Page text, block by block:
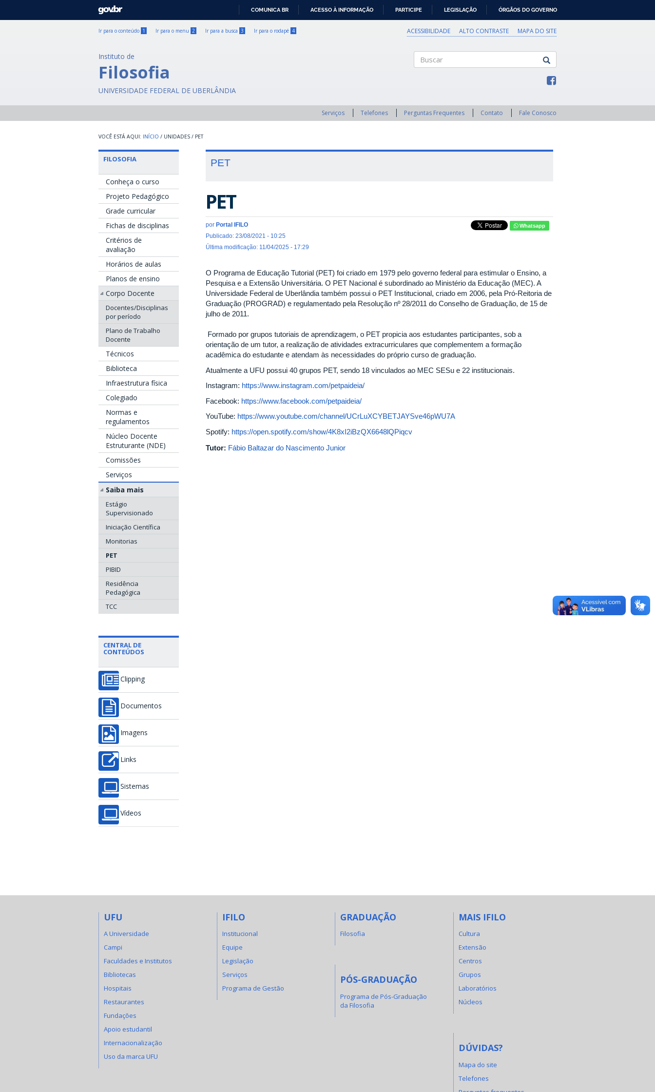
GOVBR
COMUNICA BR ACESSO À INFORMAÇÃO PARTICIPE LEGISLAÇÃO ÓRGÃOS DO GOVERNO
Ir para o conteúdo 1 Ir para o menu 2 Ir para a busca 3 Ir para o rodapé 4 ACESSIBILIDADE ALTO CONTRASTE MAPA DO SITE
Instituto de
Filosofia
UNIVERSIDADE FEDERAL DE UBERLÂNDIA
Serviços Telefones Perguntas Frequentes Contato Fale Conosco
INÍCIO / UNIDADES / PET
FILOSOFIA
Conheça o curso
Projeto Pedagógico
Grade curricular
Fichas de disciplinas
Critérios de
avaliação
Horários de aulas
Planos de ensino
Corpo Docente
Docentes/Disciplinas
por período
Plano de Trabalho
Docente
Técnicos
Biblioteca
Infraestrutura física
Colegiado
Normas e
regulamentos
Núcleo Docente
Estruturante (NDE)
Comissões
Serviços
Saiba mais
Estágio
Supervisionado
Iniciação Científica
Monitorias
PET
PIBID
Residência
Pedagógica
TCC
CENTRAL DE
CONTEÚDOS
Clipping
Documentos
Imagens
Links
Sistemas
Vídeos
PET
PET
por Portal IFILO
Publicado: 23/08/2021 - 10:25
Última modificação: 11/04/2025 - 17:29
Whatsapp
O Programa de Educação Tutorial (PET) foi criado em 1979 pelo governo federal para estimular o Ensino, a
Pesquisa e a Extensão Universitária. O PET Nacional é subordinado ao Ministério da Educação (MEC). A
Universidade Federal de Uberlândia também possui o PET Institucional, criado em 2006, pela Pró-Reitoria de
Graduação (PROGRAD) e regulamentado pela Resolução nº 28/2011 do Conselho de Graduação, de 15 de
julho de 2011.
Formado por grupos tutoriais de aprendizagem, o PET propicia aos estudantes participantes, sob a
orientação de um tutor, a realização de atividades extracurriculares que complementem a formação
acadêmica do estudante e atendam às necessidades do próprio curso de graduação.
Atualmente a UFU possui 40 grupos PET, sendo 18 vinculados ao MEC SESu e 22 institucionais.
Instagram: https://www.instagram.com/petpaideia/
Facebook: https://www.facebook.com/petpaideia/
YouTube: https://www.youtube.com/channel/UCrLuXCYBETJAYSve46pWU7A
Spotify: https://open.spotify.com/show/4K8xI2iBzQX6648lQPiqcv
Tutor: Fábio Baltazar do Nascimento Junior
UFU
A Universidade
Campi
Faculdades e Institutos
Bibliotecas
Hospitais
Restaurantes
Fundações
Apoio estudantil
Internacionalização
Uso da marca UFU
IFILO
Institucional
Equipe
Legislação
Serviços
Programa de Gestão
GRADUAÇÃO
Filosofia
PÓS-GRADUAÇÃO
Programa de Pós-Graduação
da Filosofia
MAIS IFILO
Cultura
Extensão
Centros
Grupos
Laboratórios
Núcleos
DÚVIDAS?
Mapa do site
Telefones